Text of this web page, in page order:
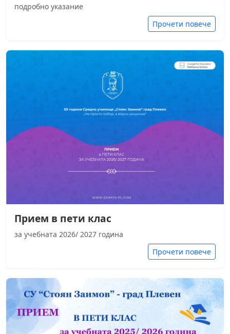
подробно указание
Прочети повече
Прием в пети клас
за учебната 2026/ 2027 година
Прочети повече